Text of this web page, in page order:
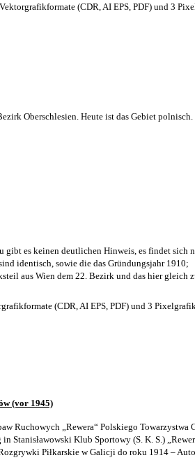
(CDR, AI EPS, PDF) und 3
Oberschlesien. Heute ist das Gebiet polnisch.
gibt es keinen deutlichen Hinweis, es findet sich
identisch, sowie die das Gründungsjahr 1910;
aus Wien dem 22. Bezirk und das hier gleich
(CDR, AI EPS, PDF) und 3
(vor 1945)
Ruchowych „Rewera“ Polskiego
Stanisławowski Klub Sportowy (S. K. S.)
Piłkarskie w Galicji do roku 1914 –